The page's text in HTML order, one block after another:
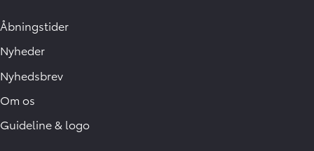
Åbningstider
Nyheder
Nyhedsbrev
Om os
Guideline & logo